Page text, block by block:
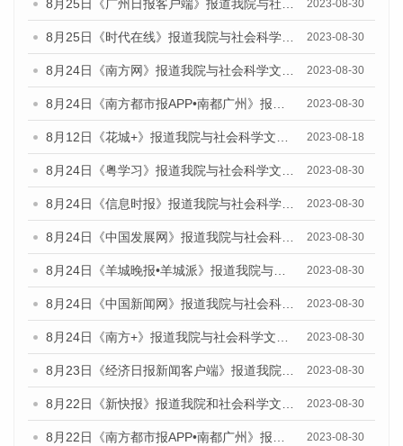
8月25日《广州日报客户端》报道我院与社会科学文献出版社联合发布《广州蓝皮书：广州文化产业发展报告（2023）》的媒体文章 2023-08-30
8月25日《时代在线》报道我院与社会科学文献出版社联合发布《广州蓝皮书：广州文化产业发展报告（2023）》的媒体文章 2023-08-30
8月24日《南方网》报道我院与社会科学文献出版社联合发布《广州蓝皮书：广州文化产业发展报告（2023）》的媒体文章 2023-08-30
8月24日《南方都市报APP•南都广州》报道我院与社会科学文献出版社联合发布《广州蓝皮书：广州文化产业发展报告（2023）》的媒体文章 2023-08-30
8月12日《花城+》报道我院与社会科学文献出版社联合发布的《广州蓝皮书：广州社会发展报告（2023）》视频采访 2023-08-18
8月24日《粤学习》报道我院与社会科学文献出版社联合发布《广州蓝皮书：广州文化产业发展报告（2023）》的媒体文章 2023-08-30
8月24日《信息时报》报道我院与社会科学文献出版社联合发布《广州蓝皮书：广州文化产业发展报告（2023）》的媒体文章 2023-08-30
8月24日《中国发展网》报道我院与社会科学文献出版社联合发布《广州蓝皮书：广州文化产业发展报告（2023）》的媒体文章 2023-08-30
8月24日《羊城晚报•羊城派》报道我院与社会科学文献出版社联合发布《广州蓝皮书：广州文化产业发展报告（2023）》的媒体文章 2023-08-30
8月24日《中国新闻网》报道我院与社会科学文献出版社联合发布《广州蓝皮书：广州文化产业发展报告（2023）》的媒体文章 2023-08-30
8月24日《南方+》报道我院与社会科学文献出版社联合发布《广州蓝皮书：广州文化产业发展报告（2023）》的媒体文章 2023-08-30
8月23日《经济日报新闻客户端》报道我院和社会科学文献出版社联合发布《广州数字经济发展报告（2023）》蓝皮书的媒体报道 2023-08-30
8月22日《新快报》报道我院和社会科学文献出版社联合发布《广州数字经济发展报告（2023）》蓝皮书的媒体报道 2023-08-30
8月22日《南方都市报APP•南都广州》报道我院和社会科学文献出版社联合发布《广州数字经济发展报告（2023）》蓝皮书的媒体报道 2023-08-30